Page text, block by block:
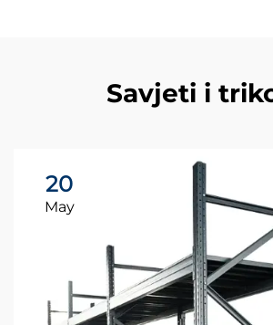
Savjeti i
20
May